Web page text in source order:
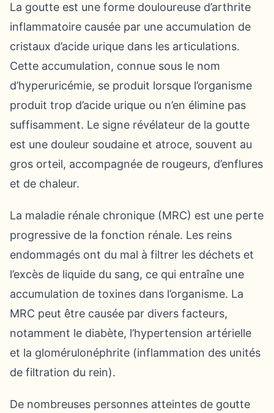
La goutte est une forme douloureuse d’arthrite
inflammatoire causée par une accumulation de
cristaux d’acide urique dans les articulations.
Cette accumulation, connue sous le nom
d’hyperuricémie, se produit lorsque l’organisme
produit trop d’acide urique ou n’en élimine pas
suffisamment. Le signe révélateur de la goutte
est une douleur soudaine et atroce, souvent au
gros orteil, accompagnée de rougeurs, d’enflures
et de chaleur.
La maladie rénale chronique (MRC) est une perte
progressive de la fonction rénale. Les reins
endommagés ont du mal à filtrer les déchets et
l’excès de liquide du sang, ce qui entraîne une
accumulation de toxines dans l’organisme. La
MRC peut être causée par divers facteurs,
notamment le diabète, l’hypertension artérielle
et la glomérulonéphrite (inflammation des unités
de filtration du rein).
De nombreuses personnes atteintes de goutte